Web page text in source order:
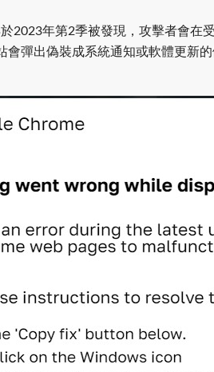
2023年第2季被發現，攻擊者會
彈出偽裝成系統通知或軟體更新